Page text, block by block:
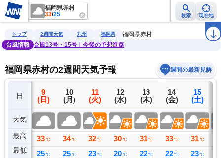
福岡県赤村
33/25 検索 現在地
雨雲レーダー 台風情報 地震情報 警報・注意報 ラ
トップ 2週間天気 九州 福岡県
福岡県赤村
台風情報
台風13号・15号｜今後の予想進路
福岡県赤村の2週間天気予報 週間の最新見解
日
天気
最高
最低
8
(土)
33 ℃
26 ℃
9
(日)
33 ℃
25 ℃
10
(月)
34 ℃
25 ℃
11
(火)
32 ℃
23 ℃
12
(水)
30 ℃
20 ℃
13
(木)
31 ℃
22 ℃
14
(金)
33 ℃
22 ℃
15
(土)
31 ℃
23 ℃